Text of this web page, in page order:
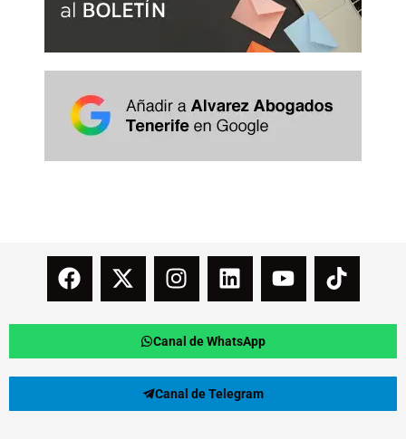
Canal de WhatsApp
Canal de Telegram